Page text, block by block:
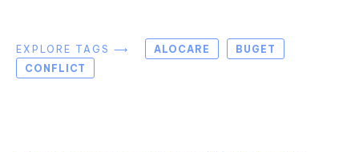
EXPLORE TAGS ⟶ ALOCARE
BUGET
CONFLICT